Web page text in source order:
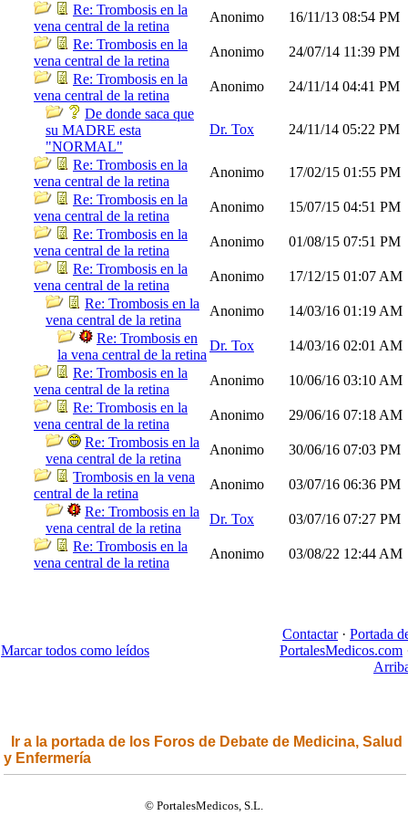
Re: Trombosis en la
vena central de la retina
Anonimo 16/11/13 08:54 PM
Re: Trombosis en la
vena central de la retina
Anonimo 24/07/14 11:39 PM
Re: Trombosis en la
vena central de la retina
Anonimo 24/11/14 04:41 PM
De donde saca que
su MADRE esta
"NORMAL"
Dr. Tox 24/11/14 05:22 PM
Re: Trombosis en la
vena central de la retina
Anonimo 17/02/15 01:55 PM
Re: Trombosis en la
vena central de la retina
Anonimo 15/07/15 04:51 PM
Re: Trombosis en la
vena central de la retina
Anonimo 01/08/15 07:51 PM
Re: Trombosis en la
vena central de la retina
Anonimo 17/12/15 01:07 AM
Re: Trombosis en la
vena central de la retina
Anonimo 14/03/16 01:19 AM
Re: Trombosis en
la vena central de la retina
Dr. Tox 14/03/16 02:01 AM
Re: Trombosis en la
vena central de la retina
Anonimo 10/06/16 03:10 AM
Re: Trombosis en la
vena central de la retina
Anonimo 29/06/16 07:18 AM
Re: Trombosis en la
vena central de la retina
Anonimo 30/06/16 07:03 PM
Trombosis en la vena
central de la retina
Anonimo 03/07/16 06:36 PM
Re: Trombosis en la
vena central de la retina
Dr. Tox 03/07/16 07:27 PM
Re: Trombosis en la
vena central de la retina
Anonimo 03/08/22 12:44 AM
Marcar todos como leídos
Contactar· Portada
PortalesMedicos.com
Ir a la portada de los Foros de Debate de Medicina, Salud
y Enfermería
© PortalesMedicos, S.L.